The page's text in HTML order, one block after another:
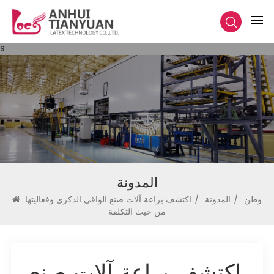
s
المدونة
وطن / المدونة / اكتشف براعة آلات صنع الواقي الذكري وفعاليتها
من حيث التكلفة